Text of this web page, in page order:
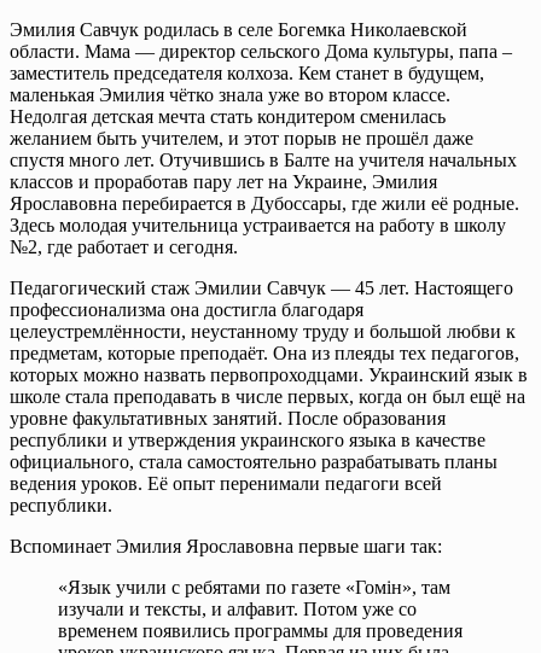
Эмилия Савчук родилась в селе Богемка Николаевской
области. Мама — директор сельского Дома культуры, папа –
заместитель председателя колхоза. Кем станет в будущем,
маленькая Эмилия чётко знала уже во втором классе.
Недолгая детская мечта стать кондитером сменилась
желанием быть учителем, и этот порыв не прошёл даже
спустя много лет. Отучившись в Балте на учителя начальных
классов и проработав пару лет на Украине, Эмилия
Ярославовна перебирается в Дубоссары, где жили её родные.
Здесь молодая учительница устраивается на работу в школу
№2, где работает и сегодня.
Педагогический стаж Эмилии Савчук — 45 лет. Настоящего
профессионализма она достигла благодаря
целеустремлённости, неустанному труду и большой любви к
предметам, которые преподаёт. Она из плеяды тех педагогов,
которых можно назвать первопроходцами. Украинский язык в
школе стала преподавать в числе первых, когда он был ещё на
уровне факультативных занятий. После образования
республики и утверждения украинского языка в качестве
официального, стала самостоятельно разрабатывать планы
ведения уроков. Её опыт перенимали педагоги всей
республики.
Вспоминает Эмилия Ярославовна первые шаги так:
«Язык учили с ребятами по газете «Гомiн», там
изучали и тексты, и алфавит. Потом уже со
временем появились программы для проведения